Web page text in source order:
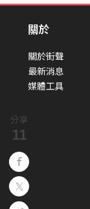
分享
11
關於
關於街聲
最新消息
媒體工具